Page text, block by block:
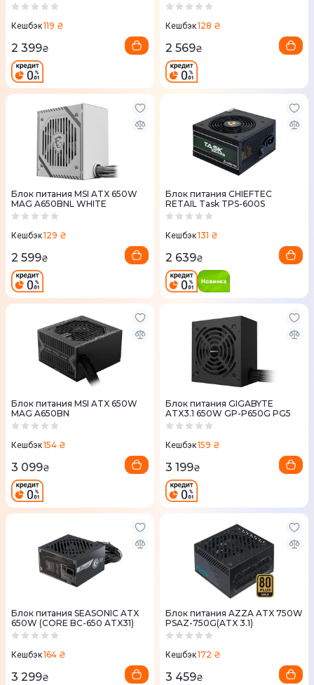
Кешбэк119 ₴
2 399₴
Кешбэк128 ₴
2 569₴
Блок питания MSI ATX 650W
MAG A650BNL WHITE
Кешбэк129 ₴
2 599₴
Блок питания CHIEFTEC
RETAIL Task TPS-600S
Кешбэк131 ₴
2 639₴
Блок питания MSI ATX 650W
MAG A650BN
Кешбэк154 ₴
3 099₴
Блок питания GIGABYTE
ATX3.1 650W GP-P650G PG5
Кешбэк159 ₴
3 199₴
Блок питания SEASONIC ATX
650W (CORE BC-650 ATX31)
Кешбэк164 ₴
3 299₴
Блок питания AZZA ATX 750W
PSAZ-750G(ATX 3.1)
Кешбэк172 ₴
3 459₴